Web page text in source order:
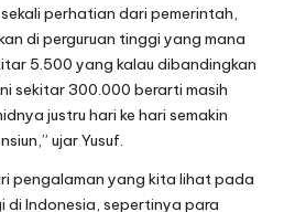
perhatian dari pemerintah,
di perguruan tinggi yang mana
5.500 yang kalau dibandingkan
sekitar 300.000 berarti masih
justru hari ke hari semakin
ujar Yusuf.
pengalaman yang kita lihat pada
di Indonesia, sepertinya para